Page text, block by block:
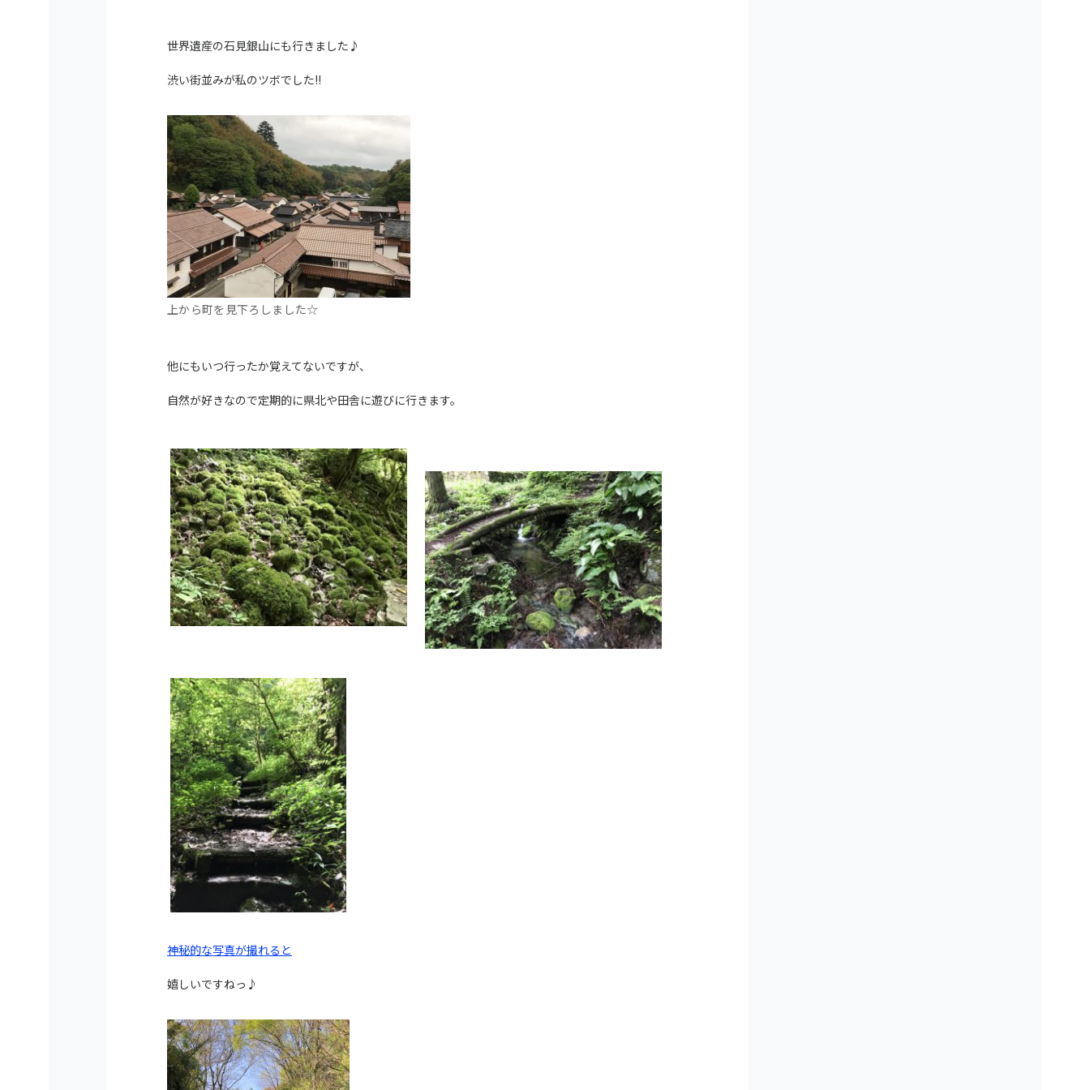
世界遺産の石見銀山にも行きました♪
渋い街並みが私のツボでした!!
上から町を見下ろしました☆
他にもいつ行ったか覚えてないですが、
自然が好きなので定期的に県北や田舎に遊びに行きます。
神秘的な写真が撮れると
嬉しいですねっ♪